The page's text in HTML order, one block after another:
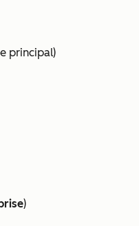
principal)
)